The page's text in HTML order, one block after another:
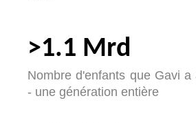
>1.1 Mrd
Nombre d'enfants que Gavi
- une génération entière